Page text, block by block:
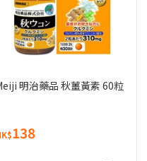
明治藥品 秋薑黃素 60粒
138